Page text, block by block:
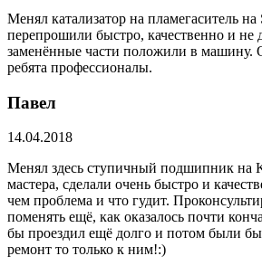
Менял катализатор на пламегаситель
перепрошили быстро, качественно и не
заменённые части положили в машину.
ребята профессионалы.
Павел
14.04.2018
Менял здесь ступичный подшипник на
мастера, сделали очень быстро и
чем проблема и что гудит.
поменять ещё, как оказалось почти
бы проездил ещё долго и потом были
ремонт то только к ним!:)